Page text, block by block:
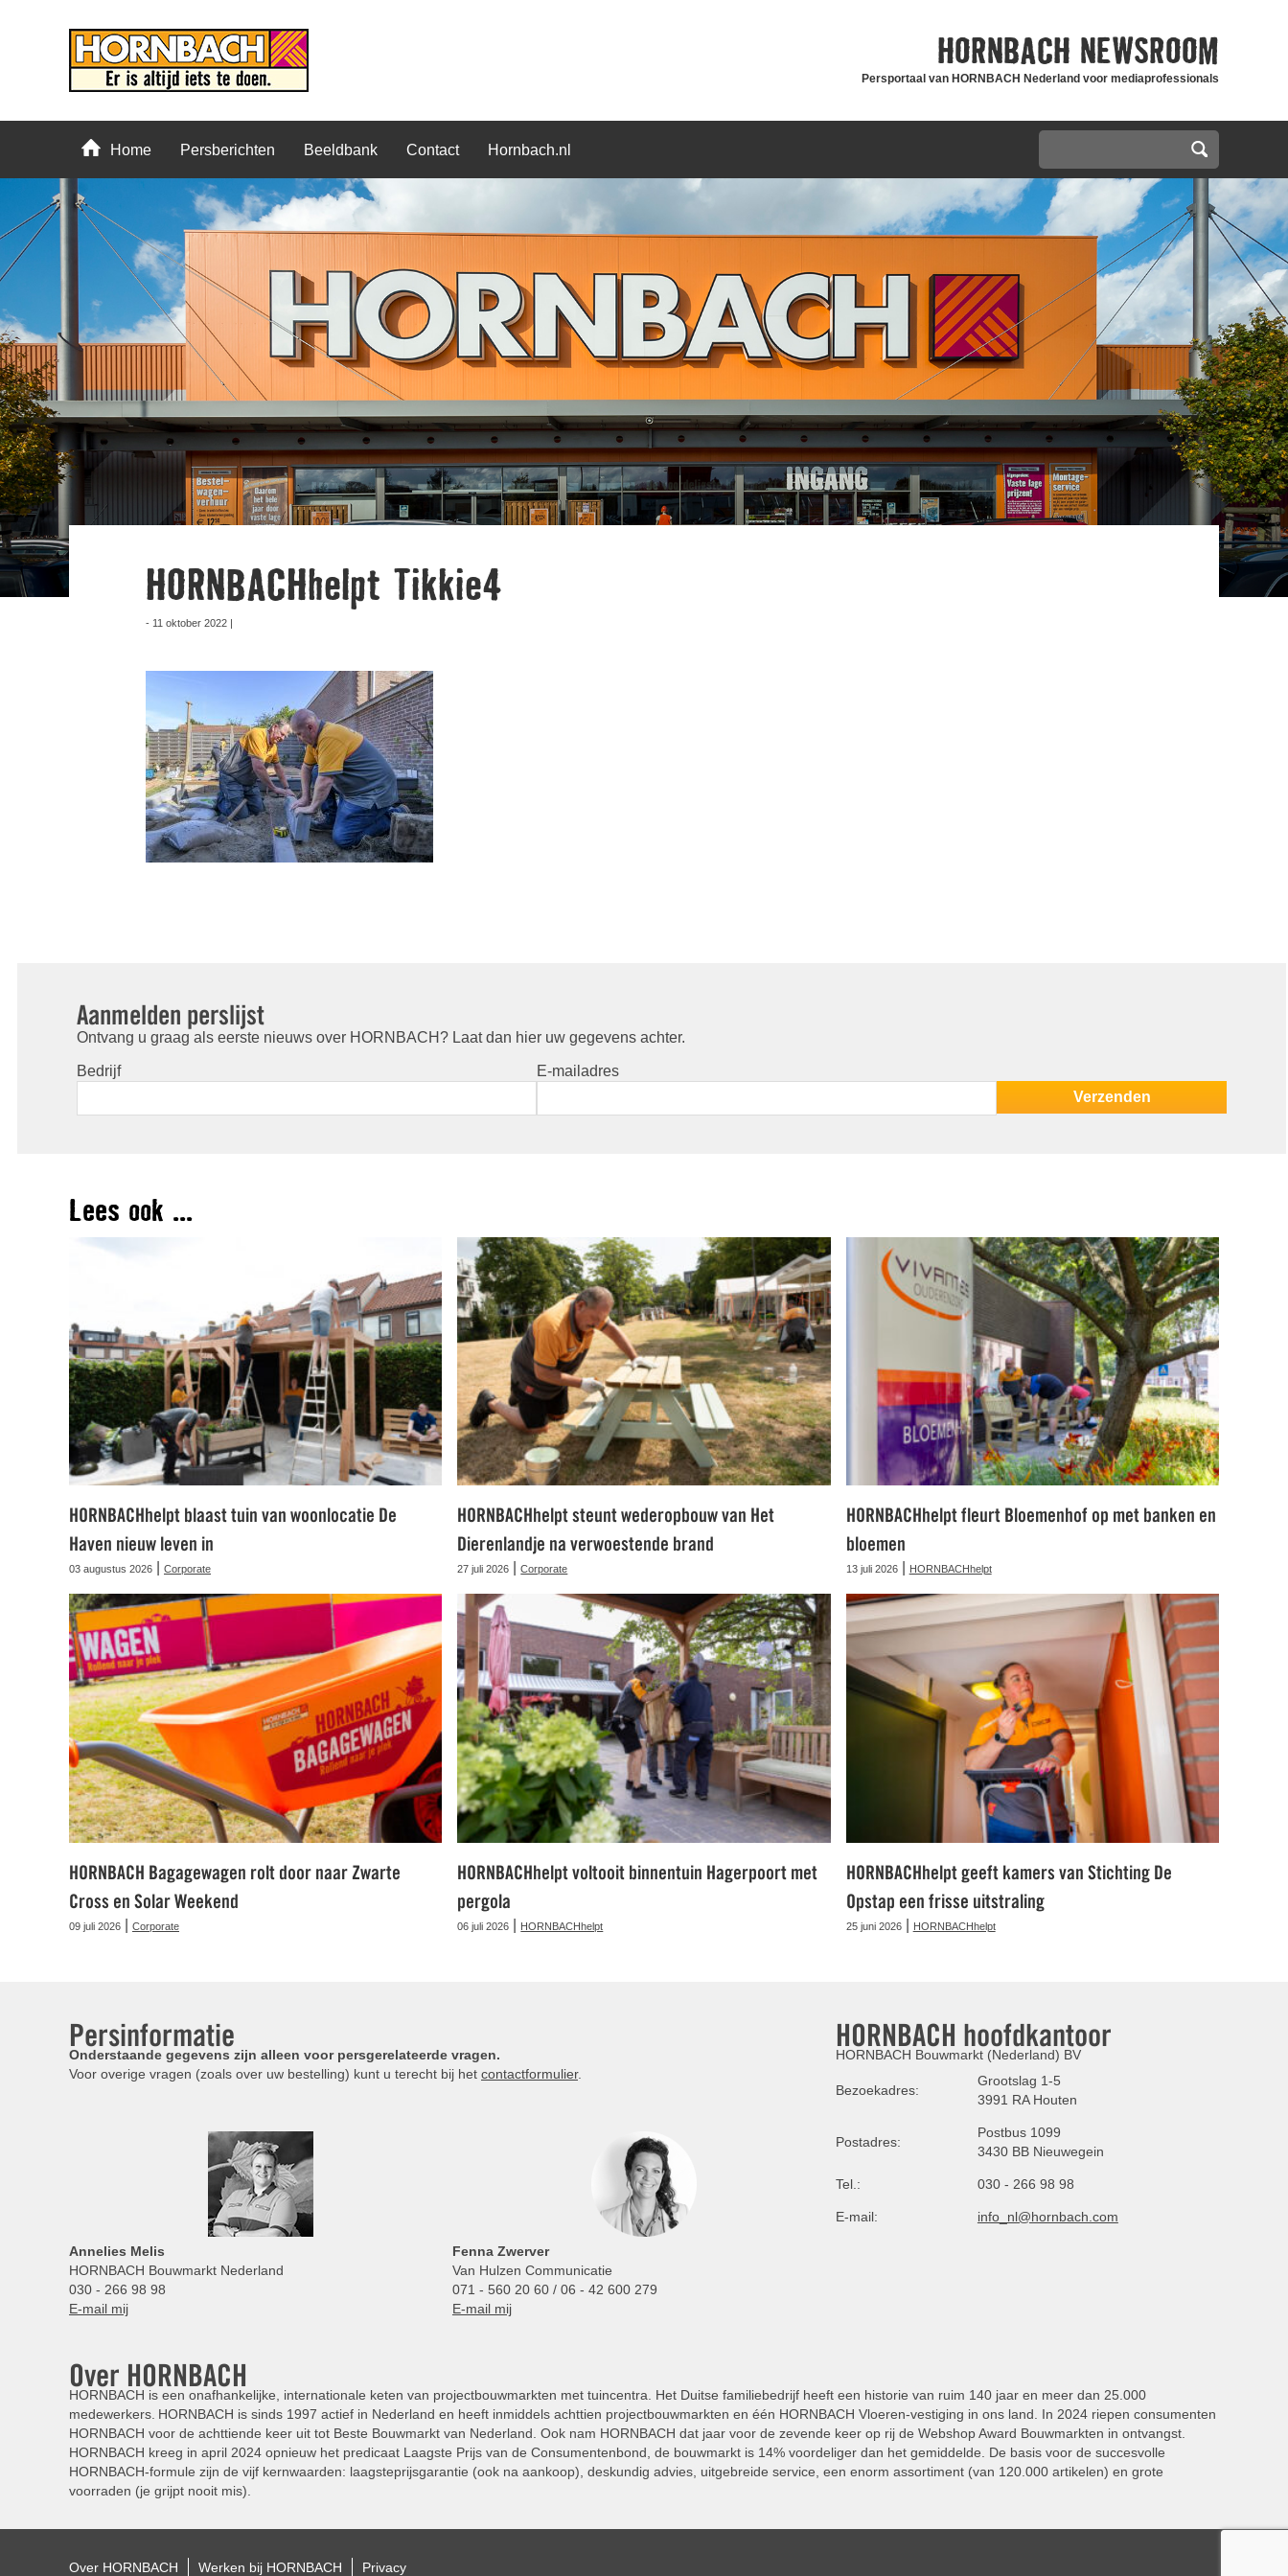
HORNBACH NEWSROOM
Persportaal van HORNBACH Nederland voor mediaprofessionals
Home Persberichten Beeldbank Contact Hornbach.nl
HORNBACHhelpt Tikkie4
- 11 oktober 2022 |
Aanmelden perslijst
Ontvang u graag als eerste nieuws over HORNBACH? Laat dan hier uw gegevens achter.
Bedrijf E-mailadres
Lees ook ...
HORNBACHhelpt blaast tuin van woonlocatie De
Haven nieuw leven in
03 augustus 2026 Corporate
HORNBACHhelpt steunt wederopbouw van Het
Dierenlandje na verwoestende brand
27 juli 2026 |Corporate
HORNBACHhelpt fleurt Bloemenhof op met banken en
bloemen
13 juli 2026| HORNBACHhelpt
HORNBACH Bagagewagen rolt door naar Zwarte
Cross en Solar Weekend
09 juli 2026 Corporate
HORNBACHhelpt voltooit binnentuin Hagerpoort met
pergola
06 juli 2026 HORNBACHhelpt
HORNBACHhelpt geeft kamers van Stichting De
Opstap een frisse uitstraling
25 juni 2026| HORNBACHhelpt
Persinformatie
Onderstaande gegevens zijn alleen voor persgerelateerde vragen.
Voor overige vragen (zoals over uw bestelling) kunt u terecht bij het contactformulier.
Annelies Melis
HORNBACH Bouwmarkt Nederland
030 - 266 98 98
E-mail mij
Fenna Zwerver
Van Hulzen Communicatie
071 - 560 20 60 / 06 - 42 600 279
E-mail mij
HORNBACH hoofdkantoor
HORNBACH Bouwmarkt (Nederland) BV
Bezoekadres:
Grootslag 1-5
3991 RA Houten
Postadres:
Postbus 1099
3430 BB Nieuwegein
Tel.: 030 - 266 98 98
E-mail: info_nl@hornbach.com
Over HORNBACH
HORNBACH is een onafhankelijke, internationale keten van projectbouwmarkten met tuincentra. Het Duitse familiebedrijf heeft een historie van ruim 140 jaar en meer dan 25.000
medewerkers. HORNBACH is sinds 1997 actief in Nederland en heeft inmiddels achttien projectbouwmarkten en één HORNBACH Vloeren-vestiging in ons land. In 2024 riepen consumenten
HORNBACH voor de achttiende keer uit tot Beste Bouwmarkt van Nederland. Ook nam HORNBACH dat jaar voor de zevende keer op rij de Webshop Award Bouwmarkten in ontvangst.
HORNBACH kreeg in april 2024 opnieuw het predicaat Laagste Prijs van de Consumentenbond, de bouwmarkt is 14% voordeliger dan het gemiddelde. De basis voor de succesvolle
HORNBACH-formule zijn de vijf kernwaarden: laagsteprijsgarantie (ook na aankoop), deskundig advies, uitgebreide service, een enorm assortiment (van 120.000 artikelen) en grote
voorraden (je grijpt nooit mis).
Over HORNBACH Werken bij HORNBACH Privacy